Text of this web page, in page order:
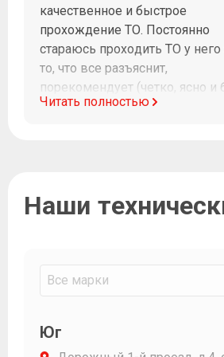
качественное и быстрое
прохождение ТО. Постоянно
стараюсь проходить ТО у него
то, что все разъяснит,
порекомендует (четко, ясно и
заумных слов) и потом все
Читать полностью
Наши
Все марки
Юг